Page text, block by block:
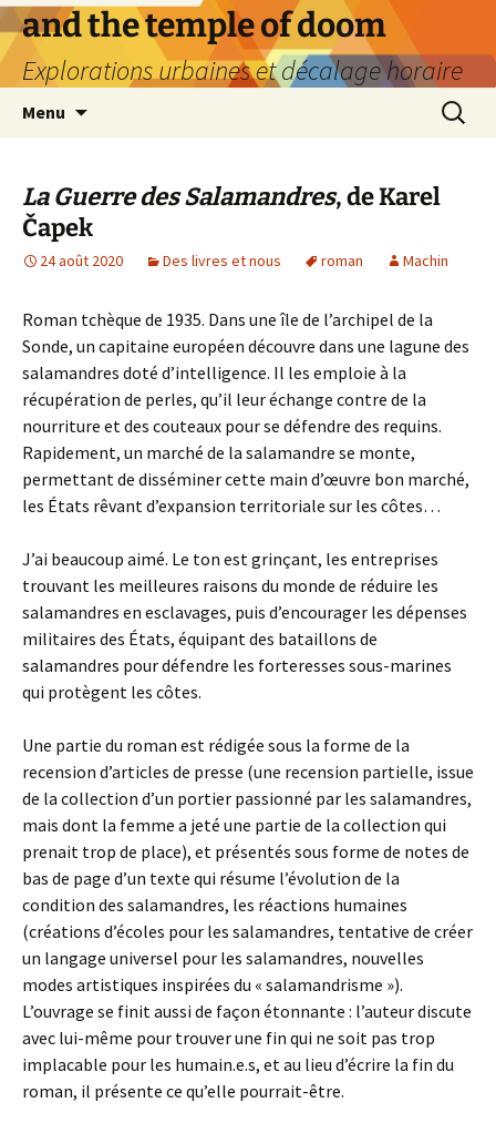
Aller
au
contenu
and the temple of doom
Explorations urbaines et décalage horaire
Menu
La Guerre des Salamandres, de Karel
Čapek
24 août 2020 Des livres et nous roman Machin
Roman tchèque de 1935. Dans une île de l’archipel de la
Sonde, un capitaine européen découvre dans une lagune des
salamandres doté d’intelligence. Il les emploie à la
récupération de perles, qu’il leur échange contre de la
nourriture et des couteaux pour se défendre des requins.
Rapidement, un marché de la salamandre se monte,
permettant de disséminer cette main d’œuvre bon marché,
les États rêvant d’expansion territoriale sur les côtes…
J’ai beaucoup aimé. Le ton est grinçant, les entreprises
trouvant les meilleures raisons du monde de réduire les
salamandres en esclavages, puis d’encourager les dépenses
militaires des États, équipant des bataillons de
salamandres pour défendre les forteresses sous-marines
qui protègent les côtes.
Une partie du roman est rédigée sous la forme de la
recension d’articles de presse (une recension partielle, issue
de la collection d’un portier passionné par les salamandres,
mais dont la femme a jeté une partie de la collection qui
prenait trop de place), et présentés sous forme de notes de
bas de page d’un texte qui résume l’évolution de la
condition des salamandres, les réactions humaines
(créations d’écoles pour les salamandres, tentative de créer
un langage universel pour les salamandres, nouvelles
modes artistiques inspirées du « salamandrisme »).
L’ouvrage se finit aussi de façon étonnante : l’auteur discute
avec lui-même pour trouver une fin qui ne soit pas trop
implacable pour les humain.e.s, et au lieu d’écrire la fin du
roman, il présente ce qu’elle pourrait-être.